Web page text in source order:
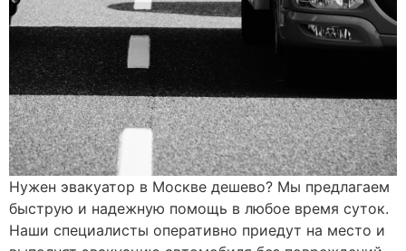
Нужен эвакуатор в Москве дешево? Мы предлагаем
быструю и надежную помощь в любое время суток.
Наши специалисты оперативно приедут на место и